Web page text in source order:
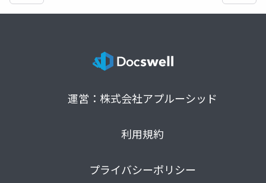
運営：株式会社アプルーシッド
利用規約
プライバシーポリシー